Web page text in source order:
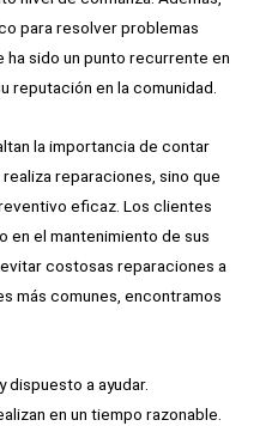
para resolver problemas
sido un punto recurrente en
reputación en la comunidad.
la importancia de contar
reparaciones, sino que
eficaz. Los clientes
en el mantenimiento de sus
costosas reparaciones a
más comunes, encontramos
dispuesto a ayudar.
en un tiempo razonable.